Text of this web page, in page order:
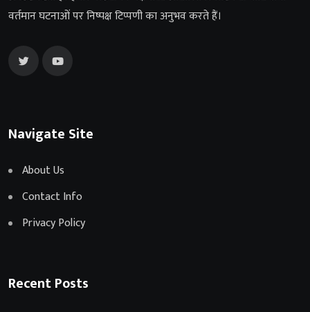
वर्तमान घटनाओं पर निष्पक्ष टिप्पणी का अनुभव करते हैं।
Navigate Site
About Us
Contact Info
Privacy Policy
Recent Posts